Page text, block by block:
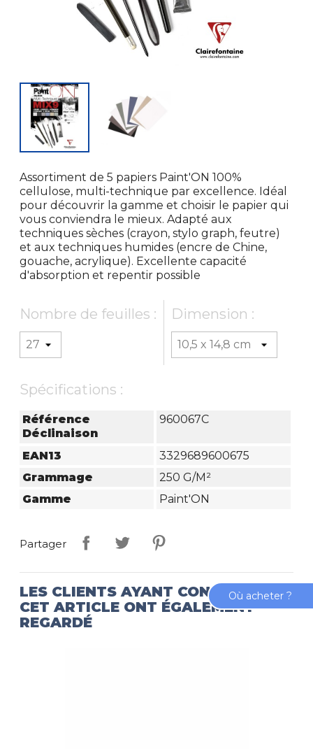
Assortiment de 5 papiers Paint'ON 100%
cellulose, multi-technique par excellence. Idéal
pour découvrir la gamme et choisir le papier qui
vous conviendra le mieux. Adapté aux
techniques sèches (crayon, stylo graph, feutre)
et aux techniques humides (encre de Chine,
gouache, acrylique). Excellente capacité
d'absorption et repentir possible
Nombre de feuilles : Dimension :
Spécifications :
Référence
Déclinaison
960067C
EAN13
3329689600675
Grammage
250 G/m²
Gamme
Paint'ON
Partager
LES CLIENTS AYANT CONSULTÉ
CET ARTICLE ONT ÉGALEMENT
REGARDÉ
Où acheter ?